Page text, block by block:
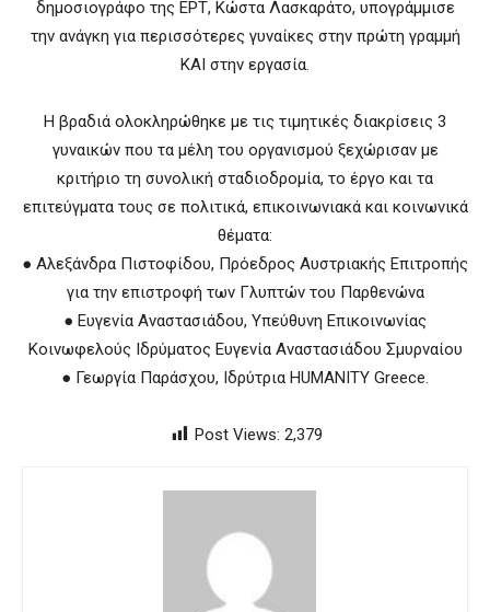
δημοσιογράφο της ΕΡΤ, Κώστα Λασκαράτο, υπογράμμισε
την ανάγκη για περισσότερες γυναίκες στην πρώτη γραμμή
ΚΑΙ στην εργασία.
Η βραδιά ολοκληρώθηκε με τις τιμητικές διακρίσεις 3
γυναικών που τα μέλη του οργανισμού ξεχώρισαν με
κριτήριο τη συνολική σταδιοδρομία, το έργο και τα
επιτεύγματα τους σε πολιτικά, επικοινωνιακά και κοινωνικά
θέματα:
● Αλεξάνδρα Πιστοφίδου, Πρόεδρος Αυστριακής Επιτροπής
για την επιστροφή των Γλυπτών του Παρθενώνα
● Ευγενία Αναστασιάδου, Υπεύθυνη Επικοινωνίας
Κοινωφελούς Ιδρύματος Ευγενία Αναστασιάδου Σμυρναίου
● Γεωργία Παράσχου, Ιδρύτρια HUMANITY Greece.
Post Views: 2,379